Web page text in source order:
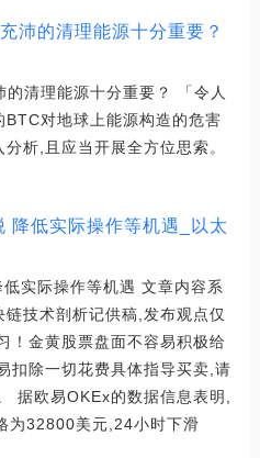
沛的清理能源十分重要？
清理能源十分重要？ 「令人
对地球上能源构造的危害
析,且应当开展全方位思索。
降低实际操作等机遇_以太
实际操作等机遇 文章内容系
技术剖析记供稿,发布观点仅
！金黄股票盘面不容易积极给
扣除一切花费具体指导买卖,请
据欧易OKEx的数据信息表明,
为32800美元,24小时下滑